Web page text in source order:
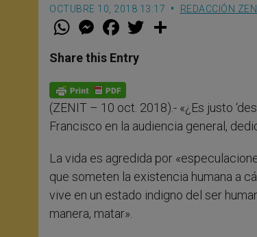
OCTUBRE 10, 2018 13:17 REDACCIÓN
W
t
s
p
p
M
e
s
e
g
e
F
a
e
b
o
k
w
Share this Entry
(ZENIT – 10 oct. 2018).- «¿Es justo
Francisco en la audiencia general,
La vida es agredida por
que someten la existencia humana a
vive en un estado indigno del ser
manera, matar».